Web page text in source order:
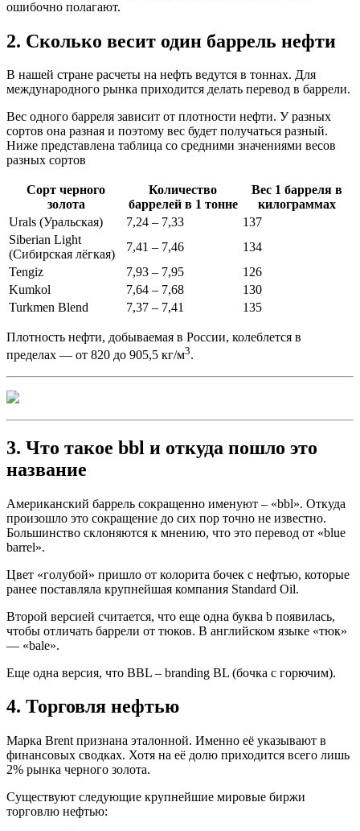
ошибочно полагают.
2. Сколько весит один баррель нефти
В нашей стране расчеты на нефть ведутся в тоннах. Для
международного рынка приходится делать перевод в баррели.
Вес одного барреля зависит от плотности нефти. У разных
сортов она разная и поэтому вес будет получаться разный.
Ниже представлена таблица со средними значениями весов
разных сортов
Сорт черного
золота
Количество
баррелей в 1 тонне
Вес 1 барреля в
килограммах
Urals (Уральская)
7,24 – 7,33
137
Siberian Light
(Сибирская лёгкая)
7,41 – 7,46
134
Tengiz
7,93 – 7,95
126
Kumkol
7,64 – 7,68
130
Turkmen Blend
7,37 – 7,41 135
Плотность нефти, добываемая в России, колеблется в
пределах — от 820 до 905,5 кг/м3.
3. Что такое bbl и откуда пошло это
название
Американский баррель сокращенно именуют – «bbl». Откуда
произошло это сокращение до сих пор точно не известно.
Большинство склоняются к мнению, что это перевод от «blue
barrel».
Цвет «голубой» пришло от колорита бочек с нефтью, которые
ранее поставляла крупнейшая компания Standard Oil.
Второй версией считается, что еще одна буква b появилась,
чтобы отличать баррели от тюков. В английском языке «тюк»
— «bale».
Еще одна версия, что BBL – branding BL (бочка с горючим).
4. Торговля нефтью
Марка Brent признана эталонной. Именно её указывают в
финансовых сводках. Хотя на её долю приходится всего лишь
2% рынка черного золота.
Существуют следующие крупнейшие мировые биржи
торговлю нефтью: